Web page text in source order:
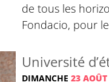
de tous les
Fondacio, pour
Université
DIMANCHE 23